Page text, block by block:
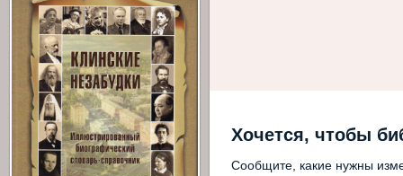
Хочется, чтобы
Сообщите, какие нужны